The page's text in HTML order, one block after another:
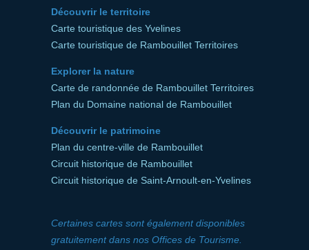
Découvrir le territoire
Carte touristique des Yvelines
Carte touristique de Rambouillet Territoires
Explorer la nature
Carte de randonnée de Rambouillet Territoires
Plan du Domaine national de Rambouillet
Découvrir le patrimoine
Plan du centre-ville de Rambouillet
Circuit historique de Rambouillet
Circuit historique de Saint-Arnoult-en-Yvelines
Certaines cartes sont également disponibles
gratuitement dans nos Offices de Tourisme.